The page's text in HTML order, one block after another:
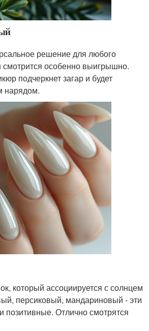
решение для любого
смотрится особенно выигрышно.
подчеркнет загар и будет
нарядом.
который ассоциируется с солнцем
персиковый, мандариновый - эти
позитивные. Отлично смотрятся